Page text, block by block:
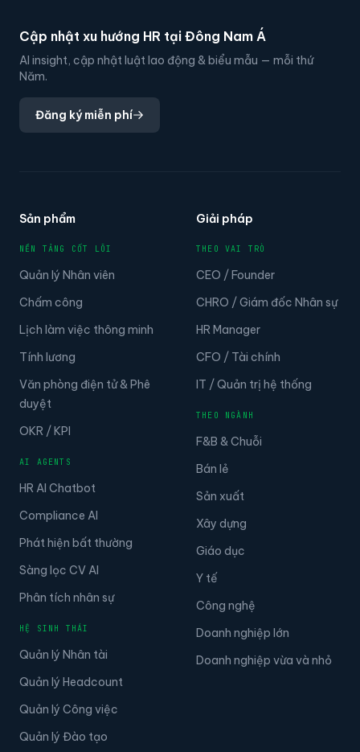
Cập nhật xu hướng HR tại Đông Nam Á
AI insight, cập nhật luật lao động & biểu mẫu — mỗi thứ
Năm.
Đăng ký miễn phí
Sản phẩm
NỀN TẢNG CỐT LÕI
Quản lý Nhân viên
Chấm công
Lịch làm việc thông minh
Tính lương
Văn phòng điện tử & Phê
duyệt
OKR / KPI
AI AGENTS
HR AI Chatbot
Compliance AI
Phát hiện bất thường
Sàng lọc CV AI
Phân tích nhân sự
HỆ SINH THÁI
Quản lý Nhân tài
Quản lý Headcount
Quản lý Công việc
Quản lý Đào tạo
Giải pháp
THEO VAI TRÒ
CEO / Founder
CHRO / Giám đốc Nhân sự
HR Manager
CFO / Tài chính
IT / Quản trị hệ thống
THEO NGÀNH
F&B & Chuỗi
Bán lẻ
Sản xuất
Xây dựng
Giáo dục
Y tế
Công nghệ
Doanh nghiệp lớn
Doanh nghiệp vừa và nhỏ